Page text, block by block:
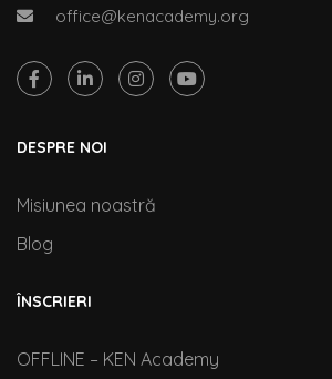
office@kenacademy.org
DESPRE NOI
Misiunea noastră
Blog
ÎNSCRIERI
OFFLINE – KEN Academy